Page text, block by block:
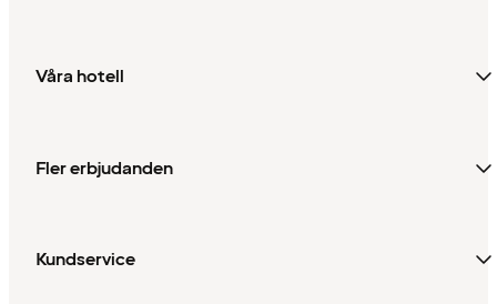
Våra hotell
Fler erbjudanden
Kundservice